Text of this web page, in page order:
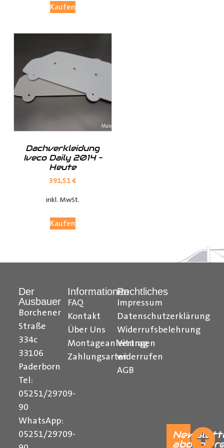
Design, seinem integrierten Schloss und seiner
vielseitigen Anwendung ist es die ultimative Lösung für
den Transport von Kupferrohren, Kunststoffrohren,
Leitungen, Holzlatten und vielem mehr auf dem Dach
IhresTransporters
Kontaktieren Sie uns per E-Mail unter
auch auf unseremYouTube Kanaleinfach und
Ihr Team von Der Ausbauer
Formularbeginn
Kaufen
Dachverkleidung
Iveco Daily 2014 –
Heute
391,51€
inkl. MwSt.
Kaufen
Der
Ausbauer
Borchener
Straße
334c
33106
Paderborn
Tel:
05251/29709-
90
WhatsApp:
05251/29709-
Informationen
FAQ
Kontakt
Über Uns
Montageanleitungen
Zahlungsarten
Rechtliches
Impressum
Datenschutzerklärung
Widerrufsbelehrung
Vertrag
widerrufen
AGB